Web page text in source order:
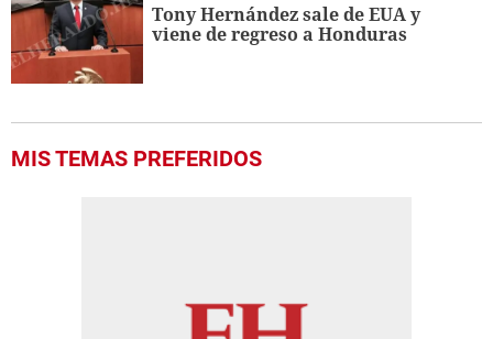
Tony Hernández sale de EUA y
viene de regreso a Honduras
MIS TEMAS PREFERIDOS